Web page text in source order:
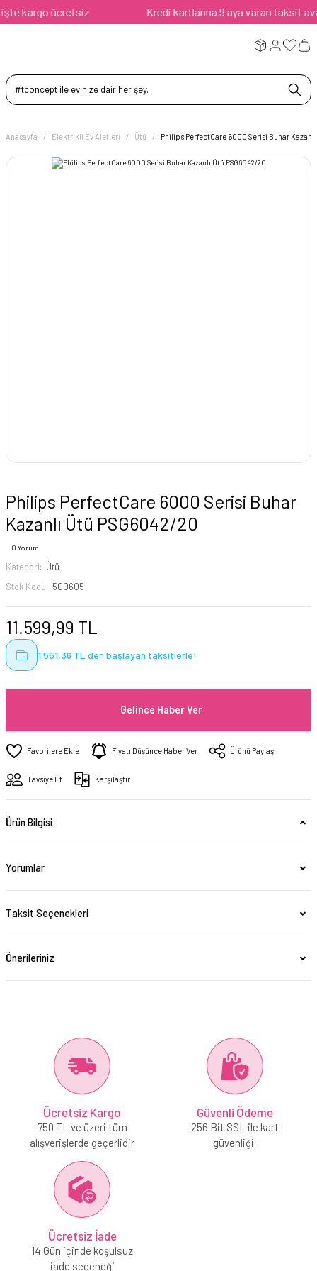
kargo ücretsiz Kredi kartlarına 9 aya varan taksit
Anasayfa Elektrikli Ev Aletleri Ütü Philips PerfectCare 6000 Serisi Buhar
Philips PerfectCare 6000 Serisi Buhar
Kazanlı Ütü PSG6042/20
0 Yorum
Kategori
Ütü
Stok Kodu
500605
11.599,99 TL
1.551,36 TL den başlayan taksitlerle!
Gelince Haber Ver
Fiyatı Düşünce Haber Ver Ürünü Paylaş
Tavsiye Et Karşılaştır
Ürün Bilgisi
Yorumlar
Taksit Seçenekleri
Önerileriniz
Ücretsiz Kargo
750 TL ve üzeri tüm
alışverişlerde geçerlidir
Güvenli Ödeme
256 Bit SSL ile kart
güvenliği.
Ücretsiz İade
14 Gün içinde koşulsuz
iade seçeneği